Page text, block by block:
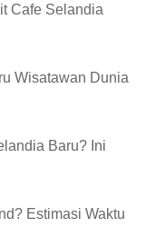
Cafe Selandia
Wisatawan Dunia
Baru? Ini
Estimasi Waktu